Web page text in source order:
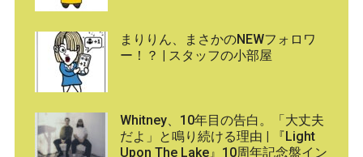
まりりん、まさかのNEWフォロワ
ー！？ | スタッフの小部屋
Whitney、10年目の告白。「大丈夫
だよ」と鳴り続ける理由 | 『Light
Upon The Lake』10周年記念盤イン